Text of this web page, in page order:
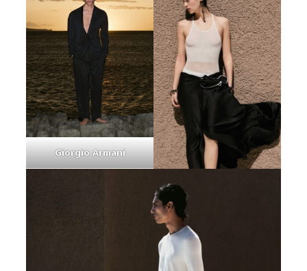
Giorgio Armani